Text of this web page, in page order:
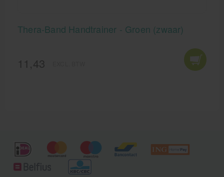
Thera-Band Handtrainer - Groen (zwaar)
11,43